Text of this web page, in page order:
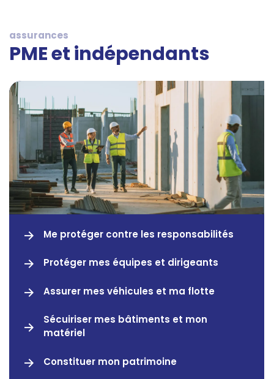
assurances
PME et indépendants
Me protéger contre les responsabilités
Protéger mes équipes et dirigeants
Assurer mes véhicules et ma flotte
Sécuiriser mes bâtiments et mon
matériel
Constituer mon patrimoine